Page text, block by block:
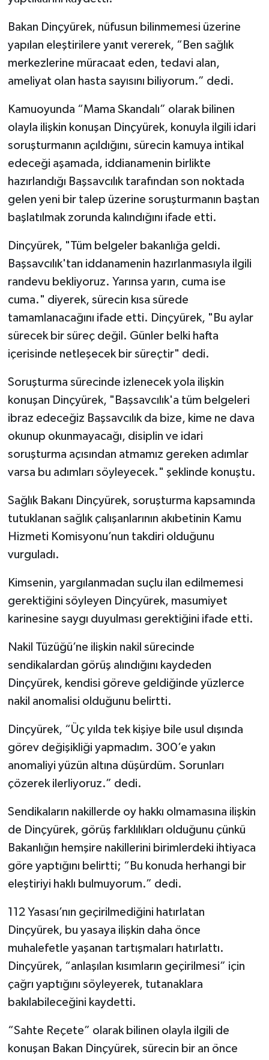
Bakan Dinçyürek, nüfusun bilinmemesi üzerine
yapılan eleştirilere yanıt vererek, “Ben sağlık
merkezlerine müracaat eden, tedavi alan,
ameliyat olan hasta sayısını biliyorum.” dedi.
Kamuoyunda “Mama Skandalı” olarak bilinen
olayla ilişkin konuşan Dinçyürek, konuyla ilgili idari
soruşturmanın açıldığını, sürecin kamuya intikal
edeceği aşamada, iddianamenin birlikte
hazırlandığı Başsavcılık tarafından son noktada
gelen yeni bir talep üzerine soruşturmanın baştan
başlatılmak zorunda kalındığını ifade etti.
Dinçyürek, "Tüm belgeler bakanlığa geldi.
Başsavcılık'tan iddanamenin hazırlanmasıyla ilgili
randevu bekliyoruz. Yarınsa yarın, cuma ise
cuma." diyerek, sürecin kısa sürede
tamamlanacağını ifade etti. Dinçyürek, "Bu aylar
sürecek bir süreç değil. Günler belki hafta
içerisinde netleşecek bir süreçtir" dedi.
Soruşturma sürecinde izlenecek yola ilişkin
konuşan Dinçyürek, "Başsavcılık'a tüm belgeleri
ibraz edeceğiz Başsavcılık da bize, kime ne dava
okunup okunmayacağı, disiplin ve idari
soruşturma açısından atmamız gereken adımlar
varsa bu adımları söyleyecek." şeklinde konuştu.
Sağlık Bakanı Dinçyürek, soruşturma kapsamında
tutuklanan sağlık çalışanlarının akıbetinin Kamu
Hizmeti Komisyonu’nun takdiri olduğunu
vurguladı.
Kimsenin, yargılanmadan suçlu ilan edilmemesi
gerektiğini söyleyen Dinçyürek, masumiyet
karinesine saygı duyulması gerektiğini ifade etti.
Nakil Tüzüğü’ne ilişkin nakil sürecinde
sendikalardan görüş alındığını kaydeden
Dinçyürek, kendisi göreve geldiğinde yüzlerce
nakil anomalisi olduğunu belirtti.
Dinçyürek, “Üç yılda tek kişiye bile usul dışında
görev değişikliği yapmadım. 300’e yakın
anomaliyi yüzün altına düşürdüm. Sorunları
çözerek ilerliyoruz.” dedi.
Sendikaların nakillerde oy hakkı olmamasına ilişkin
de Dinçyürek, görüş farklılıkları olduğunu çünkü
Bakanlığın hemşire nakillerini birimlerdeki ihtiyaca
göre yaptığını belirtti; “Bu konuda herhangi bir
eleştiriyi haklı bulmuyorum.” dedi.
112 Yasası’nın geçirilmediğini hatırlatan
Dinçyürek, bu yasaya ilişkin daha önce
muhalefetle yaşanan tartışmaları hatırlattı.
Dinçyürek, “anlaşılan kısımların geçirilmesi” için
çağrı yaptığını söyleyerek, tutanaklara
bakılabileceğini kaydetti.
“Sahte Reçete” olarak bilinen olayla ilgili de
konuşan Bakan Dinçyürek, sürecin bir an önce